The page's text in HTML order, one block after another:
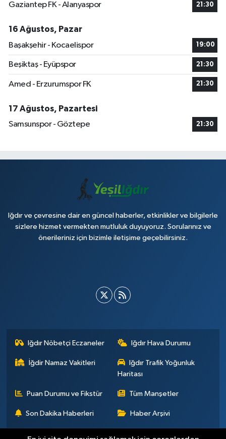
Gaziantep FK - Alanyaspor 21:30
16 Ağustos, Pazar
Başakşehir - Kocaelispor
19:00
Beşiktaş - Eyüpspor 21:30
Amed - Erzurumspor FK 21:30
17 Ağustos, Pazartesi
Samsunspor - Göztepe
21:30
Iğdır ve çevresine dair en güncel haberler, etkinlikler ve bilgilerle
sizlere hizmet vermekten mutluluk duyuyoruz. Sorularınız ve
önerileriniz için bizimle iletişime geçebilirsiniz.
Iğdır Nöbetçi Eczaneler Iğdır Hava Durumu
İğdir Namaz Vakitleri
Iğdır Trafik Yoğunluk
Haritası
Puan Durumu ve Fikstür Tüm Manşetler
Son Dakika Haberleri Haber Arşivi